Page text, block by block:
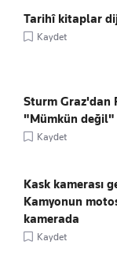
Tarihî kitaplar
Kaydet
Sturm Graz'dan
"Mümkün değil"
Kaydet
Kask kamerası
Kamyonun
kamerada
Kaydet